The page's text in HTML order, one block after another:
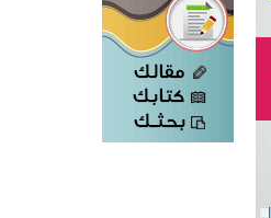
حفظ وتلاوة القرآن الكريم في أزناكاييف